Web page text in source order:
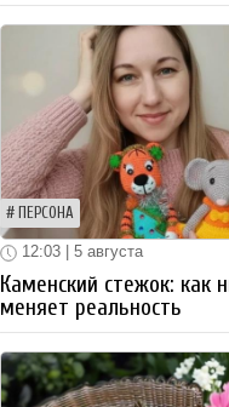
ПЕРСОНА
12:03 | 5 августа
Каменский стежок: как
меняет реальность